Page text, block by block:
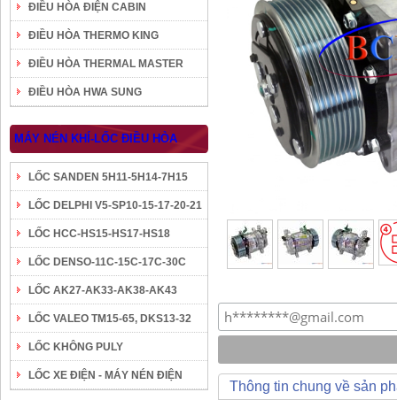
ĐIỀU HÒA ĐIỆN CABIN
ĐIỀU HÒA THERMO KING
ĐIỀU HÒA THERMAL MASTER
ĐIỀU HÒA HWA SUNG
MÁY NÉN KHÍ-LỐC ĐIỀU HÒA
LỐC SANDEN 5H11-5H14-7H15
LỐC DELPHI V5-SP10-15-17-20-21
LỐC HCC-HS15-HS17-HS18
LỐC DENSO-11C-15C-17C-30C
LỐC AK27-AK33-AK38-AK43
LỐC VALEO TM15-65, DKS13-32
LỐC KHÔNG PULY
LỐC XE ĐIỆN - MÁY NÉN ĐIỆN
Thông tin chung về sản